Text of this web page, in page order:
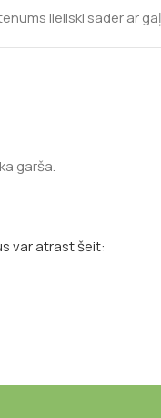
lieliski sader ar
garša.
var atrast šeit: